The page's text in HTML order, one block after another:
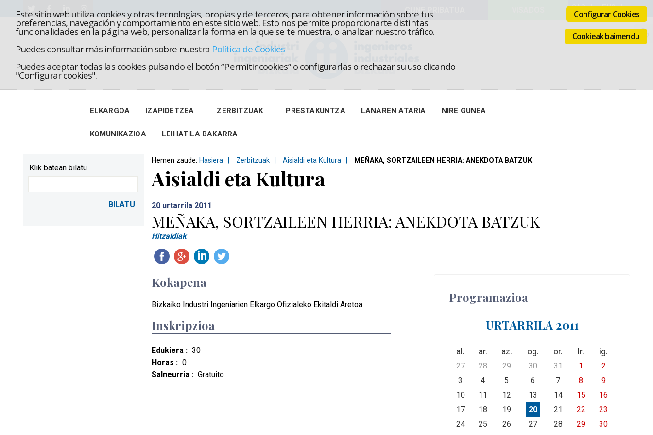
Este sitio web utiliza cookies y otras tecnologías, propias y de terceros, para obtener información sobre tus
preferencias, navegación y comportamiento en este sitio web. Esto nos permite proporcionarte distintas
funcionalidades en la página web, personalizar la forma en la que se te muestra, o analizar nuestro tráfico.
Puedes consultar más información sobre nuestra Política de Cookies
Puedes aceptar todas las cookies pulsando el botón “Permitir cookies” o configurarlas o rechazar su uso clicando
"Configurar cookies".
Configurar Cookies
Cookieak baimendu
ELKARGOA IZAPIDETZEA ZERBITZUAK PRESTAKUNTZA LANAREN ATARIA NIRE GUNEA
KOMUNIKAZIOA LEIHATILA BAKARRA
Hemen zaude: Hasiera Zerbitzuak Aisialdi eta Kultura MEÑAKA, SORTZAILEEN HERRIA: ANEKDOTA BATZUK
Aisialdi eta Kultura
20 urtarrila 2011
MEÑAKA, SORTZAILEEN HERRIA: ANEKDOTA BATZUK
Hitzaldiak
Kokapena
Bizkaiko Industri Ingeniarien Elkargo Ofizialeko Ekitaldi Aretoa
Programazioa
URTARRILA 2011
al. ar. az. og. or. lr. ig.
27 28 29 30 31 1
2
3
4 5 6 7 8
9
10
11 12 13 14 15
16
17
18 19 20 21 22
23
24
25 26 27 28 29
30
Inskripzioa
Edukiera : 30
Horas : 0
Salneurria : Gratuito
Klik batean bilatu